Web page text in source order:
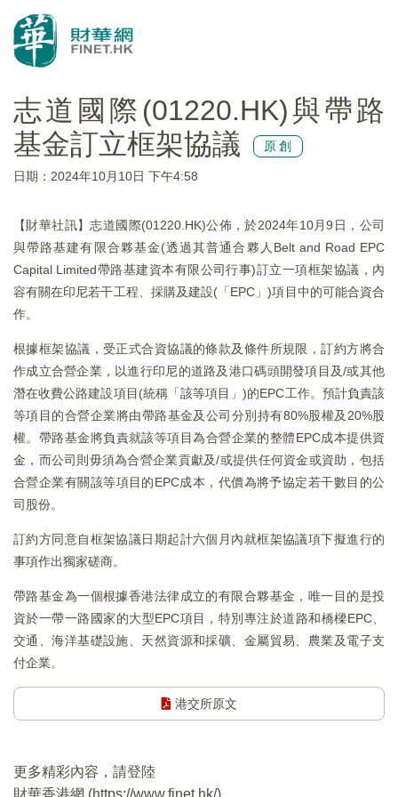
志道國際(01220.HK)與帶路
基金訂立框架協議
原創
日期：2024年10月10日 下午4:58
【財華社訊】志道國際(01220.HK)公佈，於2024年10月9日，公司
與帶路基建有限合夥基金(透過其普通合夥人Belt and Road EPC
Capital Limited帶路基建資本有限公司行事)訂立一項框架協議，內
容有關在印尼若干工程、採購及建設(「EPC」)項目中的可能合資合
作。
根據框架協議，受正式合資協議的條款及條件所規限，訂約方將合
作成立合營企業，以進行印尼的道路及港口碼頭開發項目及/或其他
潛在收費公路建設項目(統稱「該等項目」)的EPC工作。預計負責該
等項目的合營企業將由帶路基金及公司分別持有80%股權及20%股
權。帶路基金將負責就該等項目為合營企業的整體EPC成本提供資
金，而公司則毋須為合營企業貢獻及/或提供任何資金或資助，包括
合營企業有關該等項目的EPC成本，代價為將予協定若干數目的公
司股份。
訂約方同意自框架協議日期起計六個月內就框架協議項下擬進行的
事項作出獨家磋商。
帶路基金為一個根據香港法律成立的有限合夥基金，唯一目的是投
資於一帶一路國家的大型EPC項目，特別專注於道路和橋樑EPC、
交通、海洋基礎設施、天然資源和採礦、金屬貿易、農業及電子支
付企業。
港交所原文
更多精彩內容，請登陸
財華香港網 (https://www.finet.hk/)